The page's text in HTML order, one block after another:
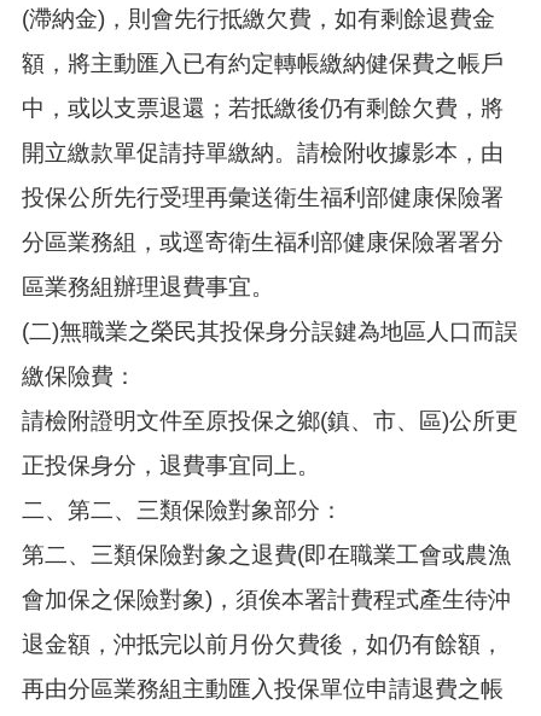
通
錄
相
資
料
回
頁
網
站
導
覽
市
信
見
問
答
桃
(滯納金)，則會先行抵繳欠費，如有剩餘退費金
額，將主動匯入已有約定轉帳繳納健保費之帳戶
中，或以支票退還；若抵繳後仍有剩餘欠費，將
開立繳款單促請持單繳納。請檢附收據影本，由
投保公所先行受理再彙送衛生福利部健康保險署
分區業務組，或逕寄衛生福利部健康保險署署分
區業務組辦理退費事宜。
(二)無職業之榮民其投保身分誤鍵為地區人口而誤
繳保險費：
請檢附證明文件至原投保之鄉(鎮、市、區)公所更
正投保身分，退費事宜同上。
二、第二、三類保險對象部分：
第二、三類保險對象之退費(即在職業工會或農漁
會加保之保險對象)，須俟本署計費程式產生待沖
退金額，沖抵完以前月份欠費後，如仍有餘額，
再由分區業務組主動匯入投保單位申請退費之帳